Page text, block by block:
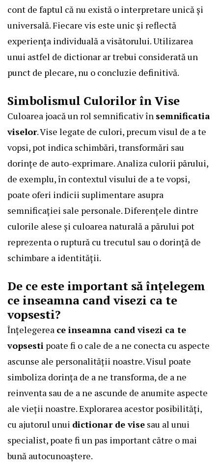
cont de faptul că nu există o interpretare unică și
universală. Fiecare vis este unic și reflectă
experiența individuală a visătorului. Utilizarea
unui astfel de dictionar ar trebui considerată un
punct de plecare, nu o concluzie definitivă.
Simbolismul Culorilor în Vise
Culoarea joacă un rol semnificativ în semnificatia
viselor. Vise legate de culori, precum visul de a te
vopsi, pot indica schimbări, transformări sau
dorințe de auto-exprimare. Analiza culorii părului,
de exemplu, în contextul visului de a te vopsi,
poate oferi indicii suplimentare asupra
semnificației sale personale. Diferențele dintre
culorile alese și culoarea naturală a părului pot
reprezenta o ruptură cu trecutul sau o dorință de
schimbare a identității.
De ce este important să înțelegem
ce inseamna cand visezi ca te
vopsesti?
Înțelegerea ce inseamna cand visezi ca te
vopsesti poate fi o cale de a ne conecta cu aspecte
ascunse ale personalității noastre. Visul poate
simboliza dorința de a ne transforma, de a ne
reinventa sau de a ne ascunde de anumite aspecte
ale vieții noastre. Explorarea acestor posibilități,
cu ajutorul unui dictionar de vise sau al unui
specialist, poate fi un pas important către o mai
bună autocunoaștere.